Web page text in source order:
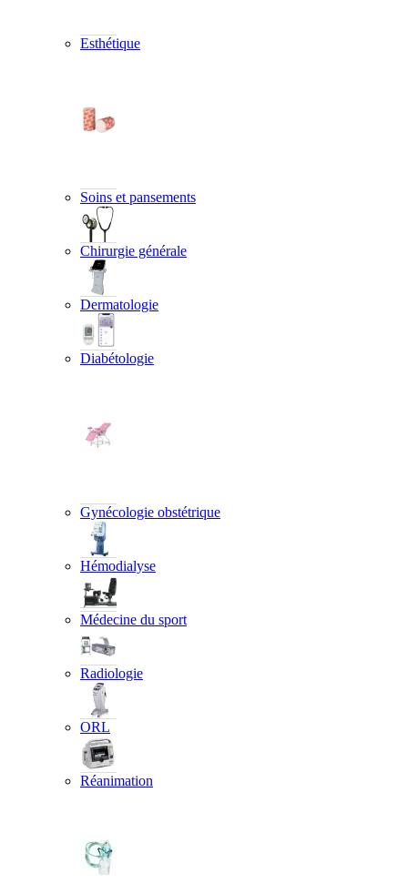
Esthétique
Soins et pansements
Chirurgie générale
Dermatologie
Diabétologie
Gynécologie obstétrique
Hémodialyse
Médecine du sport
Radiologie
ORL
Réanimation